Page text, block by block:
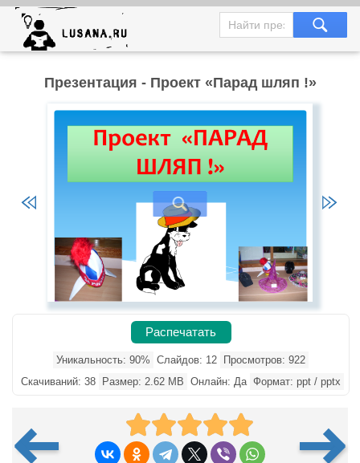
Презентация - Проект «Парад шляп !»
Распечатать
Уникальность: 90% Слайдов: 12
Просмотров: 922
Скачиваний: 38
Размер: 2.62 MB Онлайн: Да Формат: ppt / pptx